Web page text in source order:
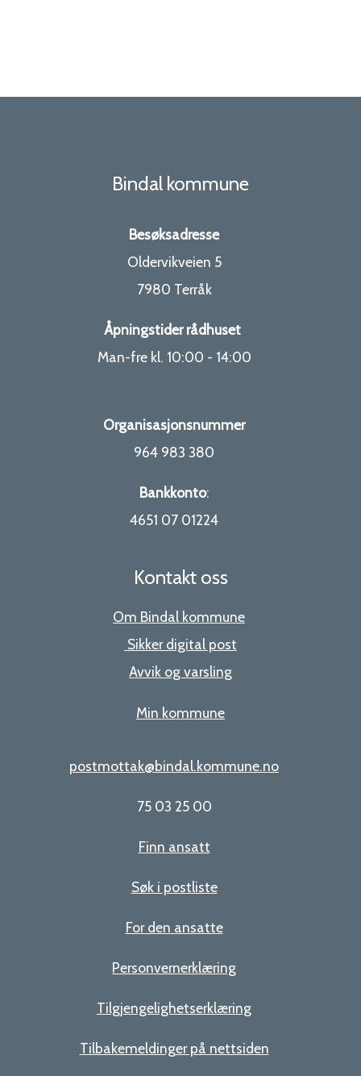
Bindal kommune
Besøksadresse
Oldervikveien 5
7980 Terråk
Åpningstider rådhuset
Man-fre kl. 10:00 - 14:00
Organisasjonsnummer
964 983 380
Bankkonto:
4651 07 01224
Kontakt oss
Om Bindal kommune
Sikker digital post
Avvik og varsling
Min kommune
postmottak@bindal.kommune.no
75 03 25 00
Finn ansatt
Søk i postliste
For den ansatte
Personvernerklæring
Tilgjengelighetserklæring
Tilbakemeldinger på nettsiden